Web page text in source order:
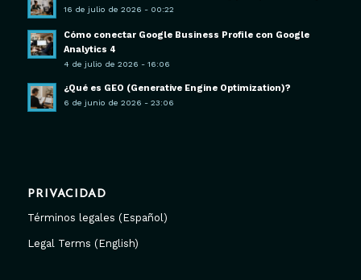
16 de julio de 2026 - 00:22
Cómo conectar Google Business Profile con Google
Analytics 4
4 de julio de 2026 - 16:06
¿Qué es GEO (Generative Engine Optimization)?
6 de junio de 2026 - 23:06
PRIVACIDAD
Términos legales (Español)
Legal Terms (English)